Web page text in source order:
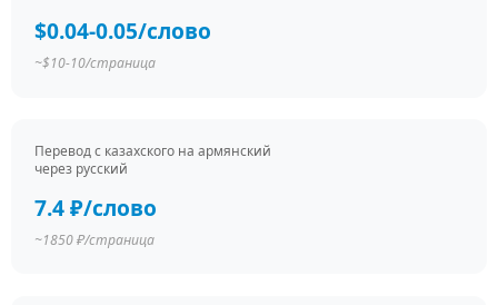
$0.04-0.05/слово
~$10-10/страница
Перевод c казахского на армянский
через русский
7.4 ₽/слово
~1850 ₽/страница